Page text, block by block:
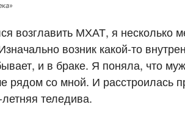
возглавить МХАТ, я несколько
возник какой-то
и в браке. Я поняла, что
рядом со мной. И расстроилась
теледива.